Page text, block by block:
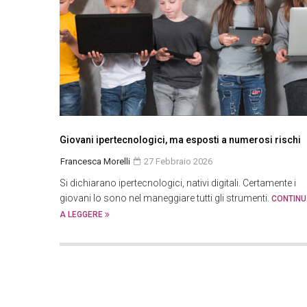
Giovani ipertecnologici, ma esposti a numerosi rischi
Francesca Morelli 27 Febbraio 2026
Si dichiarano ipertecnologici, nativi digitali. Certamente i
giovani lo sono nel maneggiare tutti gli strumenti.
A LEGGERE